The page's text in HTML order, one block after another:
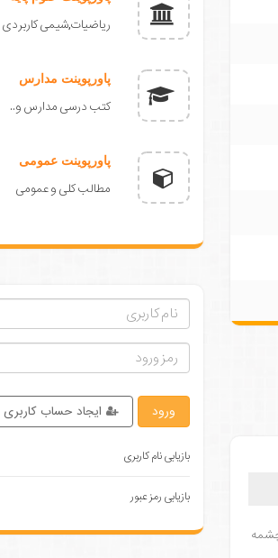
چشمه
ریاضیات,شیمی کاربردی
پاورپوینت مدارس
کتب درسی مدارس و..
پاورپوینت عمومی
مطالب کلی و عمومی
ورود ایجاد حساب کاربری
بازیابی نام کاربری
بازیابی رمز عبور